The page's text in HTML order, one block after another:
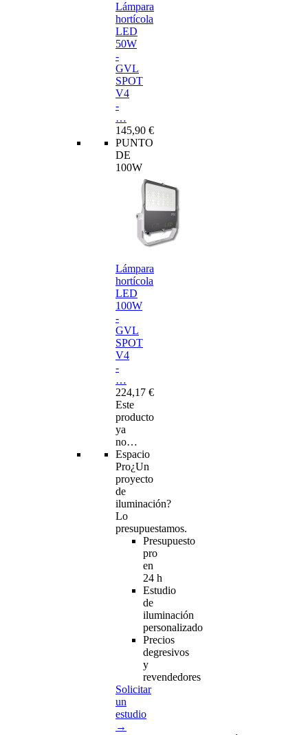
Lámpara
hortícola
LED
50W
-
GVL
SPOT
V4
-
…
145,90 €
PUNTO
DE
100W
Lámpara
hortícola
LED
100W
-
GVL
SPOT
V4
-
…
224,17 €
Este
producto
ya
no…
Espacio
Pro¿Un
proyecto
de
iluminación?
Lo
presupuestamos.
Presupuesto
pro
en
24 h
Estudio
de
iluminación
personalizado
Precios
degresivos
y
revendedores
Solicitar
un
estudio
→